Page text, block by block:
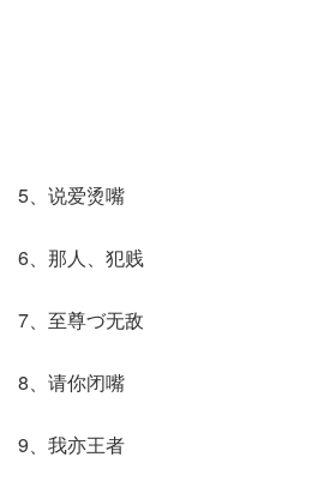
5、说爱烫嘴
6、那人、犯贱
7、至尊づ无敌
8、请你闭嘴
9、我亦王者